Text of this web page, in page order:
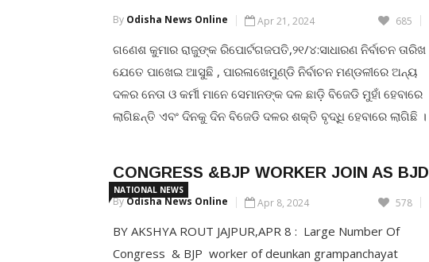
By Odisha News Online Apr 21, 2024 685
ଗଣେଶ କୁମାର ରାଜୁଙ୍କ ରିପୋର୍ଟଗଜପତି,୨୧/୪:ସାଧାରଣ ନିର୍ବାଚନ ତାରିଖ
ଯେତେ ପାଖେଇ ଆସୁଛି , ପାରଳାଖେମୁଣ୍ଡି ନିର୍ବାଚନ ମଣ୍ଡଳୀରେ ଅନ୍ୟ
ଦଳର ନେତା ଓ କର୍ମୀ ମାନେ ସେମାନଙ୍କ ଦଳ ଛାଡ଼ି ବିଜେଡି ମୁହାଁ ହେବାରେ
ଲାଗିଛନ୍ତି ଏବଂ ଦିନକୁ ଦିନ ବିଜେଡି ଦଳର ଶକ୍ତି ବୃଦ୍ଧି ହେବାରେ ଲାଗିଛି ।
ଦଳରେ ସାମିଲ ହୋଇ […]
CONTINUE READING
NATIONAL NEWS
CONGRESS &BJP WORKER JOIN AS BJD
ByOdisha News Online Apr 8, 2024 578
BY AKSHYA ROUT JAJPUR,APR 8 : Large Number Of
Congress & BJP worker of deunkan grampanchayat